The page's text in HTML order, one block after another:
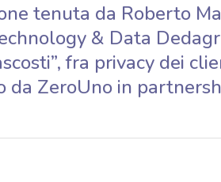
tenuta da Roberto
& Data
fra privacy dei
da ZeroUno in